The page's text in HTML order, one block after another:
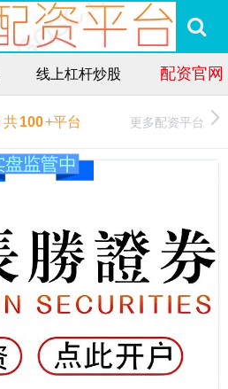
线上杠杆炒股 配资官网
共100+平台 更多配资平台